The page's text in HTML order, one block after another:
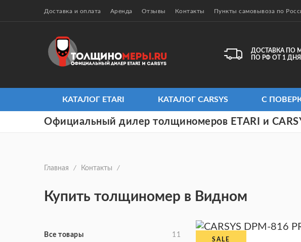
Доставка и оплата Аренда Отзывы Контакты Пункты самовывоза по
ДОСТАВКА ПО
ПО РФ ОТ 1
КАТАЛОГ ETARI КАТАЛОГ CARSYS С
Официальный дилер толщиномеров ETARI и
Главная / Контакты /
Купить толщиномер в Видном
Все товары 11